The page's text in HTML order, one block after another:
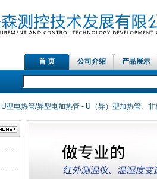
首 页 公司介绍 产品展示
U型电热管/异型电加热管- U（异）型加热管、非